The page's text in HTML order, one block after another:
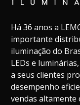
Há 36 anos a
importante
iluminação do
LEDs e
a seus clientes
desempenho
vendas altamente